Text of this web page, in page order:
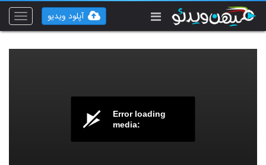
Toggle
آپلود ویدیو
Error loading
media: